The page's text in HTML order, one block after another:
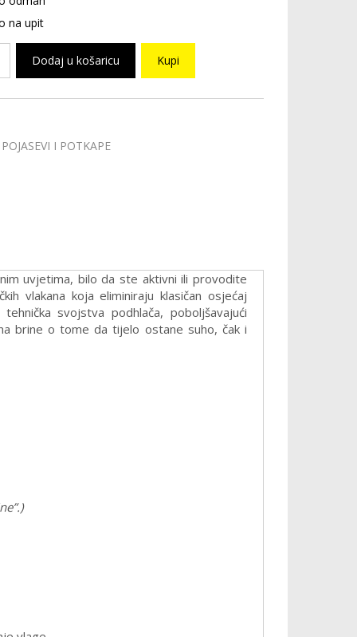
na upit
Dodaj u košaricu Kupi
POJASEVI I POTKAPE
uvjetima, bilo da ste aktivni ili provodite
vlakana koja eliminiraju klasičan osjećaj
svojstva podhlača, poboljšavajući
brine o tome da tijelo ostane suho, čak i